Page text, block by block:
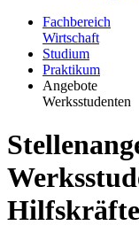
Fachbereich
Wirtschaft
Studium
Praktikum
Angebote
Werksstudenten